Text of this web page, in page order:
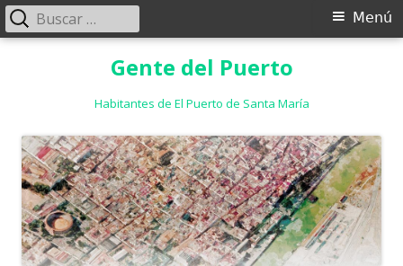
Gente del Puerto
Habitantes de El Puerto de Santa María
Menú
Menú
Buscar: